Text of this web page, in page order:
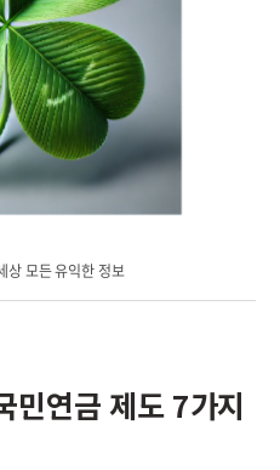
상 모든 유익한 정보
민연금 제도 7가지